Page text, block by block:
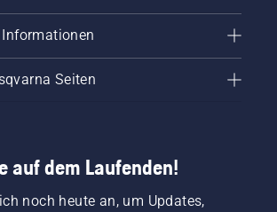
Seiten
auf dem Laufenden!
noch heute an, um Updates,